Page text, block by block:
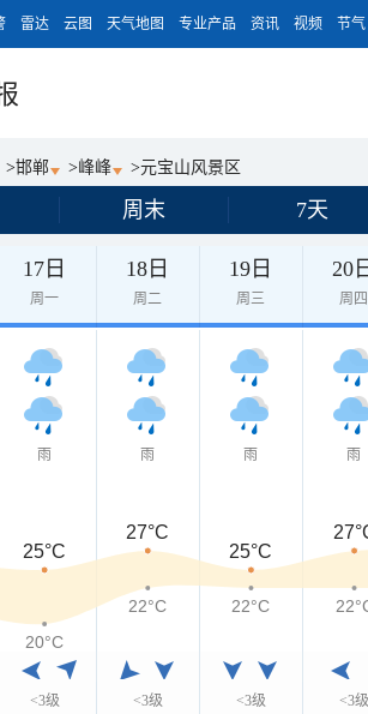
雷达 云图 天气地图 专业产品 资讯 视频 节气
>邯郸 >峰峰 >元宝山风景区
周末 7天
17日
周一
18日
周二
19日
周三
20
周四
雨
<3级
雨
<3级
雨
<3级
雨
<3级
25°C
27°C
25°C
20°C
22°C 22°C